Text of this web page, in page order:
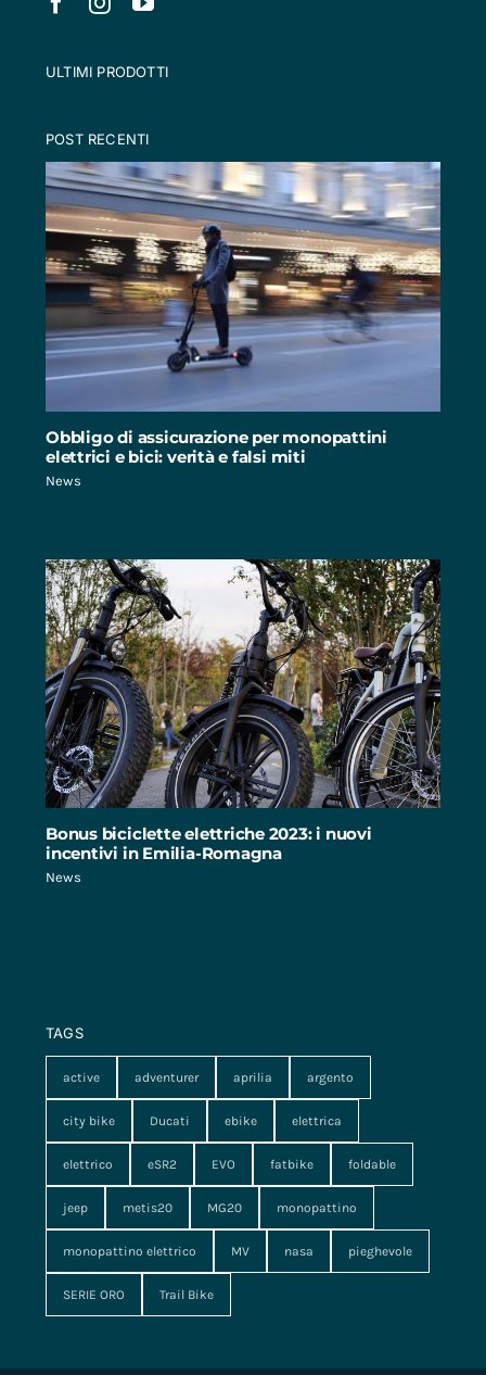
ULTIMI PRODOTTI
POST RECENTI
Obbligo di assicurazione per monopattini
elettrici e bici: verità e falsi miti
News
Bonus biciclette elettriche 2023: i nuovi
incentivi in Emilia-Romagna
News
TAGS
active adventurer aprilia argento
city bike Ducati ebike elettrica
elettrico eSR2 EVO fatbike foldable
jeep metis20 MG20 monopattino
monopattino elettrico MV nasa pieghevole
SERIE ORO Trail Bike